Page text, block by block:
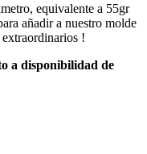
equivalente a 55gr
añadir a nuestro molde
!
a disponibilidad de